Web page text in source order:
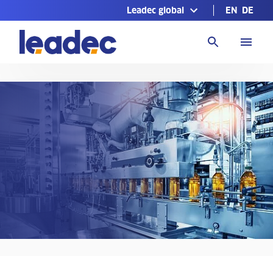
Leadec global EN DE
Zur
Homepage